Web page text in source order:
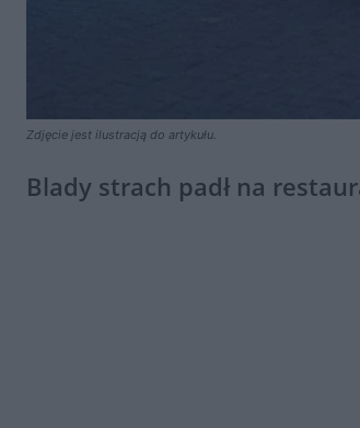
Zdjęcie jest ilustracją do artykułu.
Blady strach padł na